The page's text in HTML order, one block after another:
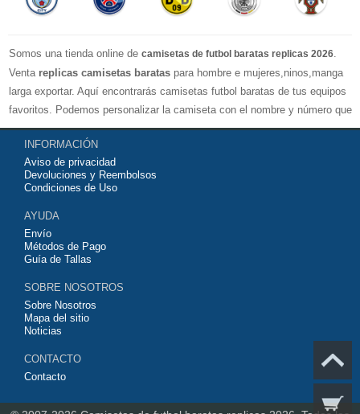
Somos una tienda online de camisetas de futbol baratas replicas 2026.
Venta replicas camisetas baratas para hombre e mujeres,ninos,manga
larga exportar. Aquí encontrarás camisetas futbol baratas de tus equipos
favoritos. Podemos personalizar la camiseta con el nombre y número que
quieras. Nuestrascamisetas de futbol replicasson de máxima calidad
tailandesa por lo que estamos convencidos que quedarás muy satisfecho
con ella. Estas camisetas tienen un tejido transpirable por lo que te
servirán para jugar al fútbol o simplemente para animar a tu equipo
contáctanos y haremos lo posible para conseguirtela lo más barata
posible.
INFORMACIÓN
Aviso de privacidad
Devoluciones y Reembolsos
Condiciones de Uso
AYUDA
Envío
Métodos de Pago
Guía de Tallas
SOBRE NOSOTROS
Sobre Nosotros
Mapa del sitio
Noticias
CONTACTO
Contacto